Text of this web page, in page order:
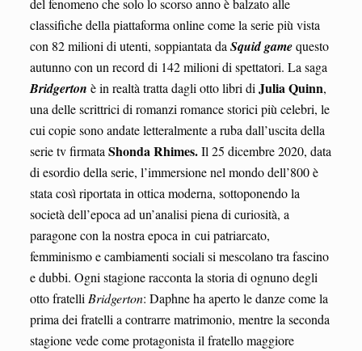
del fenomeno che solo lo scorso anno è balzato alle
classifiche della piattaforma online come la serie più vista
con 82 milioni di utenti, soppiantata da Squid gamequesto
autunno con un record di 142 milioni di spettatori. La saga
Bridgerton è in realtà tratta dagli otto libri di Julia Quinn,
una delle scrittrici di romanzi romance storici più celebri, le
cui copie sono andate letteralmente a ruba dall’uscita della
serie tv firmata Shonda Rhimes.Il 25 dicembre 2020, data
di esordio della serie, l’immersione nel mondo dell’800 è
stata così riportata in ottica moderna, sottoponendo la
società dell’epoca ad un’analisi piena di curiosità, a
paragone con la nostra epoca in cui patriarcato,
femminismo e cambiamenti sociali si mescolano tra fascino
e dubbi. Ogni stagione racconta la storia di ognuno degli
otto fratelli Bridgerton: Daphne ha aperto le danze come la
prima dei fratelli a contrarre matrimonio, mentre la seconda
stagione vede come protagonista il fratello maggiore